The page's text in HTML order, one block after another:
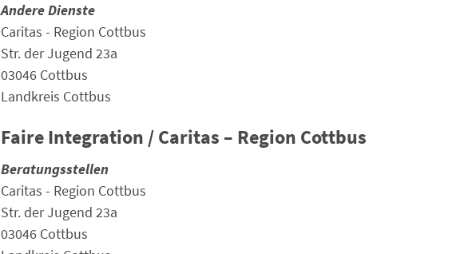
Andere Dienste
Caritas - Region Cottbus
Str. der Jugend 23a
03046 Cottbus
Landkreis Cottbus
Faire Integration / Caritas – Region Cottbus
Beratungsstellen
Caritas - Region Cottbus
Str. der Jugend 23a
03046 Cottbus